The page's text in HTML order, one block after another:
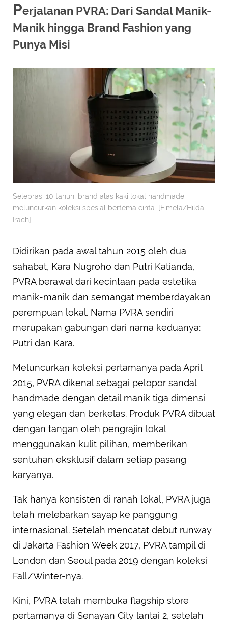
Perjalanan PVRA: Dari Sandal Manik-
Manik hingga Brand Fashion yang
Punya Misi
Selebrasi 10 tahun, brand alas kaki lokal handmade
meluncurkan koleksi spesial bertema cinta. [Fimela/Hilda
Irach].
Didirikan pada awal tahun 2015 oleh dua
sahabat, Kara Nugroho dan Putri Katianda,
PVRA berawal dari kecintaan pada estetika
manik-manik dan semangat memberdayakan
perempuan lokal. Nama PVRA sendiri
merupakan gabungan dari nama keduanya:
Putri dan Kara.
Meluncurkan koleksi pertamanya pada April
2015, PVRA dikenal sebagai pelopor sandal
handmade dengan detail manik tiga dimensi
yang elegan dan berkelas. Produk PVRA dibuat
dengan tangan oleh pengrajin lokal
menggunakan kulit pilihan, memberikan
sentuhan eksklusif dalam setiap pasang
karyanya.
Tak hanya konsisten di ranah lokal, PVRA juga
telah melebarkan sayap ke panggung
internasional. Setelah mencatat debut runway
di Jakarta Fashion Week 2017, PVRA tampil di
London dan Seoul pada 2019 dengan koleksi
Fall/Winter-nya.
Kini, PVRA telah membuka flagship store
pertamanya di Senayan City lantai 2, setelah